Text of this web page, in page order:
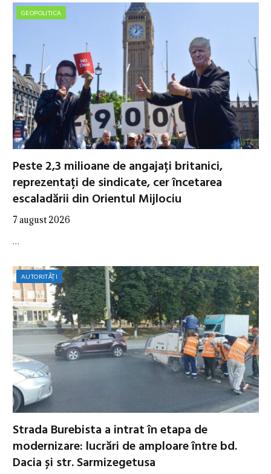
GEOPOLITICA
Peste 2,3 milioane de angajați britanici,
reprezentați de sindicate, cer încetarea
escaladării din Orientul Mijlociu
7 august 2026
…
AUTORITĂȚI
Strada Burebista a intrat în etapa de
modernizare: lucrări de amploare între bd.
Dacia și str. Sarmizegetusa